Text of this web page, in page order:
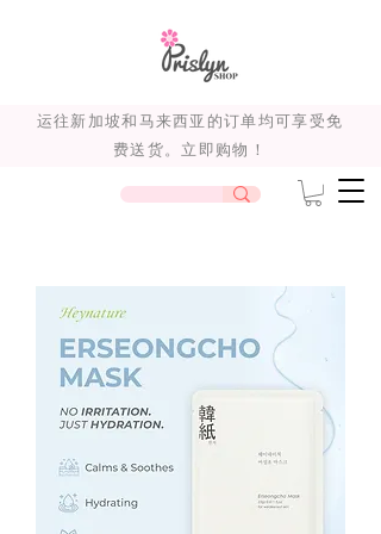
运往新加坡和马来西亚的订单均可享受免
费送货。立即购物！